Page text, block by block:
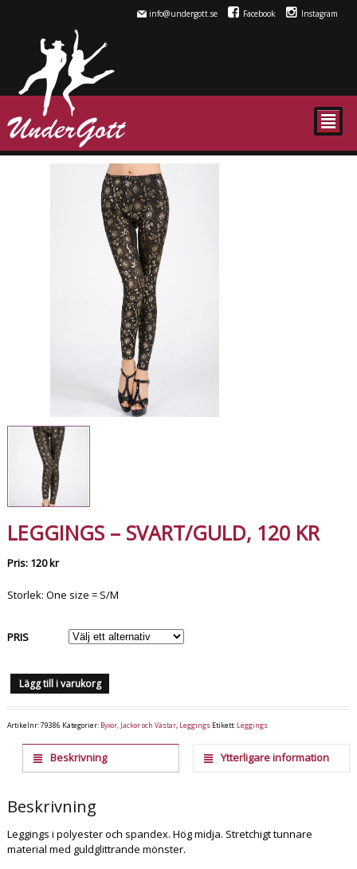
info@undergott.se Facebook Instagram
²
LEGGINGS – SVART/GULD, 120 KR
Pris: 120 kr
Storlek: One size = S/M
PRIS
Lägg till i varukorg
Artikelnr:79386 Kategorier: Byxor, Jackor och Västar, Leggings Etikett: Leggings
Beskrivning Ytterligare information
Beskrivning
Leggings i polyester och spandex. Hög midja. Stretchigt tunnare
material med guldglittrande mönster.